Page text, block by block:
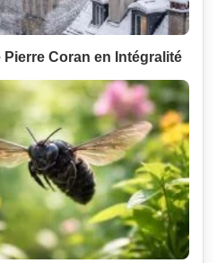
Pierre Coran en Intégralité